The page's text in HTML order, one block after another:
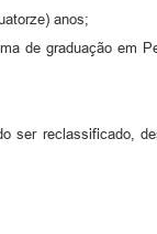
anos;
de graduação em
ser reclassificado,